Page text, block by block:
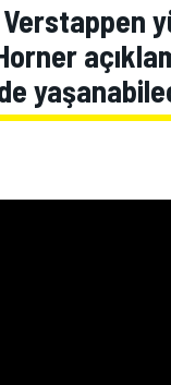
| Verstappen